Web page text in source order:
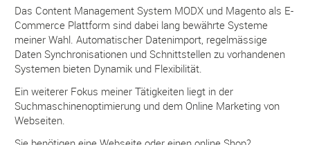
Das Content Management System MODX und Magento als E-
Commerce Plattform sind dabei lang bewährte Systeme
meiner Wahl. Automatischer Datenimport, regelmässige
Daten Synchronisationen und Schnittstellen zu vorhandenen
Systemen bieten Dynamik und Flexibilität.
Ein weiterer Fokus meiner Tätigkeiten liegt in der
Suchmaschinenoptimierung und dem Online Marketing von
Webseiten.